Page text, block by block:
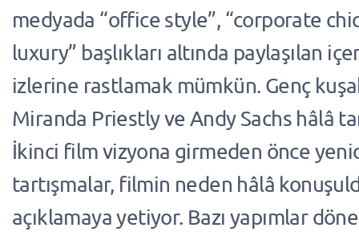
medyada “office style”, “corporate
luxury” başlıkları altında paylaşılan
izlerine rastlamak mümkün. Genç
Miranda Priestly ve Andy Sachs hâlâ
İkinci film vizyona girmeden önce
tartışmalar, filmin neden hâlâ
açıklamaya yetiyor. Bazı yapımlar